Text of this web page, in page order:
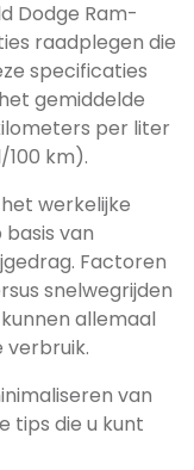
Dodge Ram-
raadplegen die
specificaties
gemiddelde
per liter
km).
werkelijke
van
Factoren
snelwegrijden
allemaal
verbruik.
van
tips die u kunt